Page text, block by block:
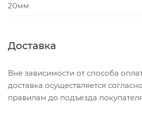
20мм
Доставка
Вне зависимости от способа
доставка осуществляется
правилам до подъезда